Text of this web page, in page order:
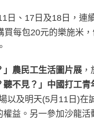
、17日及18日，
每包20元的樂施米
」農民工生活圖片展
聽不見？」中國打工青
及明天(5月11日)
益。另一參加沙龍